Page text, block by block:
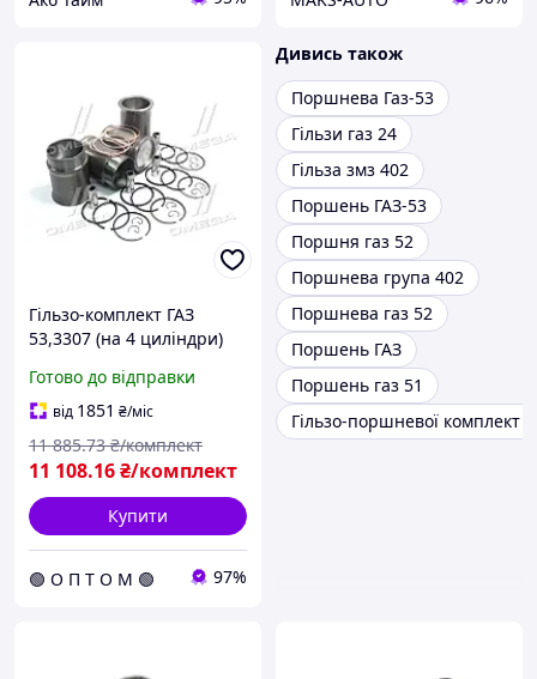
Гільзо-комплект ГАЗ
53,3307 (на 4 циліндри)
ця поршневі+прокладка)
(DETALKA) 53-1000105-04
C.I.U
Готово до відправки
від 1851 ₴/міс
11 108.16₴/комплект
11 885.73 ₴/комплект
Купити
🟢 О П Т О М 🟢 97%
Дивись також
Поршнева Газ-53
Гільзи газ 24
Гільза змз 402
Поршень ГАЗ-53
Поршня газ 52
Поршнева група 402
Поршнева газ 52
Поршень ГАЗ
Поршень газ 51
Гільзо-поршневої комплект